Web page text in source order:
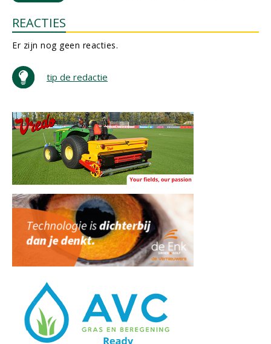
REACTIES
Er zijn nog geen reacties.
tip de redactie